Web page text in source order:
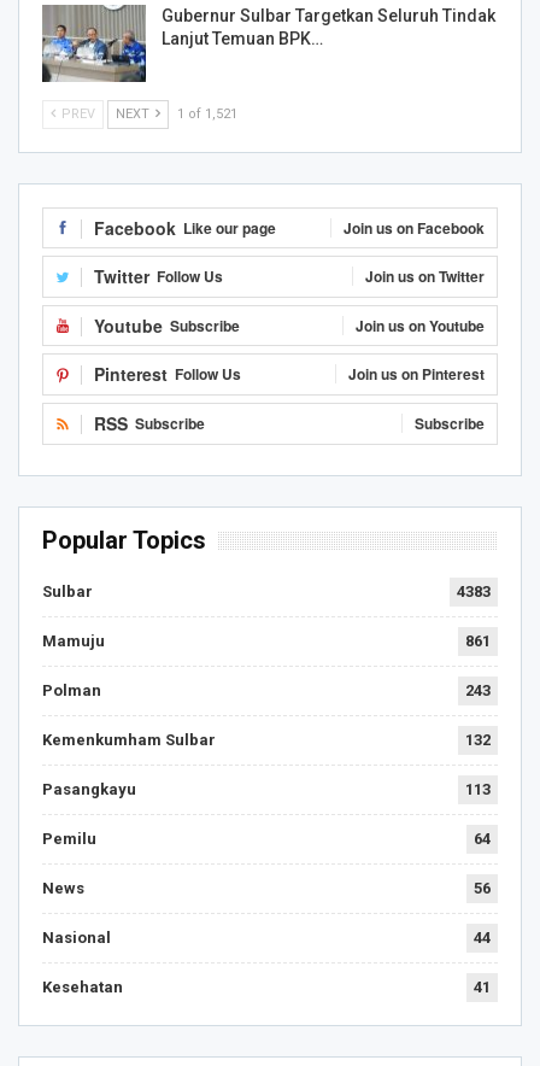
Gubernur Sulbar Targetkan Seluruh Tindak
Lanjut Temuan BPK…
PREV NEXT 1 of 1,521
Facebook Like our page Join us on Facebook
Twitter Follow Us Join us on Twitter
Youtube Subscribe Join us on Youtube
Pinterest Follow Us Join us on Pinterest
RSS Subscribe Subscribe
Popular Topics
Sulbar 4383
Mamuju 861
Polman 243
Kemenkumham Sulbar 132
Pasangkayu 113
Pemilu 64
News 56
Nasional 44
Kesehatan 41